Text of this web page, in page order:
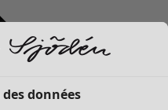
données